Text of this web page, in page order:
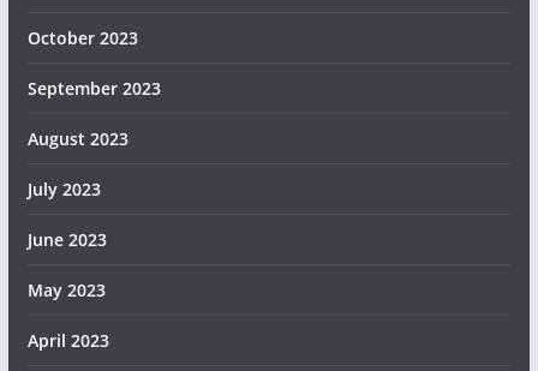
October 2023
September 2023
August 2023
July 2023
June 2023
May 2023
April 2023